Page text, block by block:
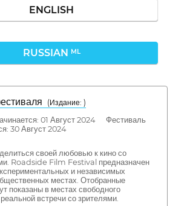
ENGLISH
RUSSIAN ML
( Издание: )
01 Август 2024 Фестиваль
30 Август 2024
своей любовью к кино со
Roadside Film Festival предназначен
и независимых
местах. Отобранные
показаны в местах свободного
встречи со зрителями.